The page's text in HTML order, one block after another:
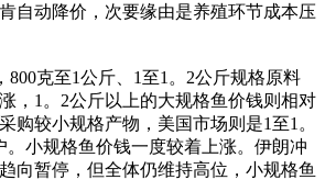
自动降价，次要缘由是养殖环节成本压
克至1公斤、1至1。2公斤规格原料
，1。2公斤以上的大规格鱼价钱则相对
购较小规格产物，美国市场则是1至1。
。小规格鱼价钱一度较着上涨。伊朗冲
向暂停，但全体仍维持高位，小规格鱼